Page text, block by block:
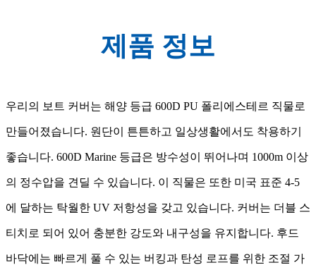
제품 정보
우리의 보트 커버는 해양 등급 600D PU 폴리에스테르 직물로
만들어졌습니다. 원단이 튼튼하고 일상생활에서도 착용하기
좋습니다. 600D Marine 등급은 방수성이 뛰어나며 1000m 이상
의 정수압을 견딜 수 있습니다. 이 직물은 또한 미국 표준 4-5
에 달하는 탁월한 UV 저항성을 갖고 있습니다. 커버는 더블 스
티치로 되어 있어 충분한 강도와 내구성을 유지합니다. 후드
바닥에는 빠르게 풀 수 있는 버킹과 탄성 로프를 위한 조절 가